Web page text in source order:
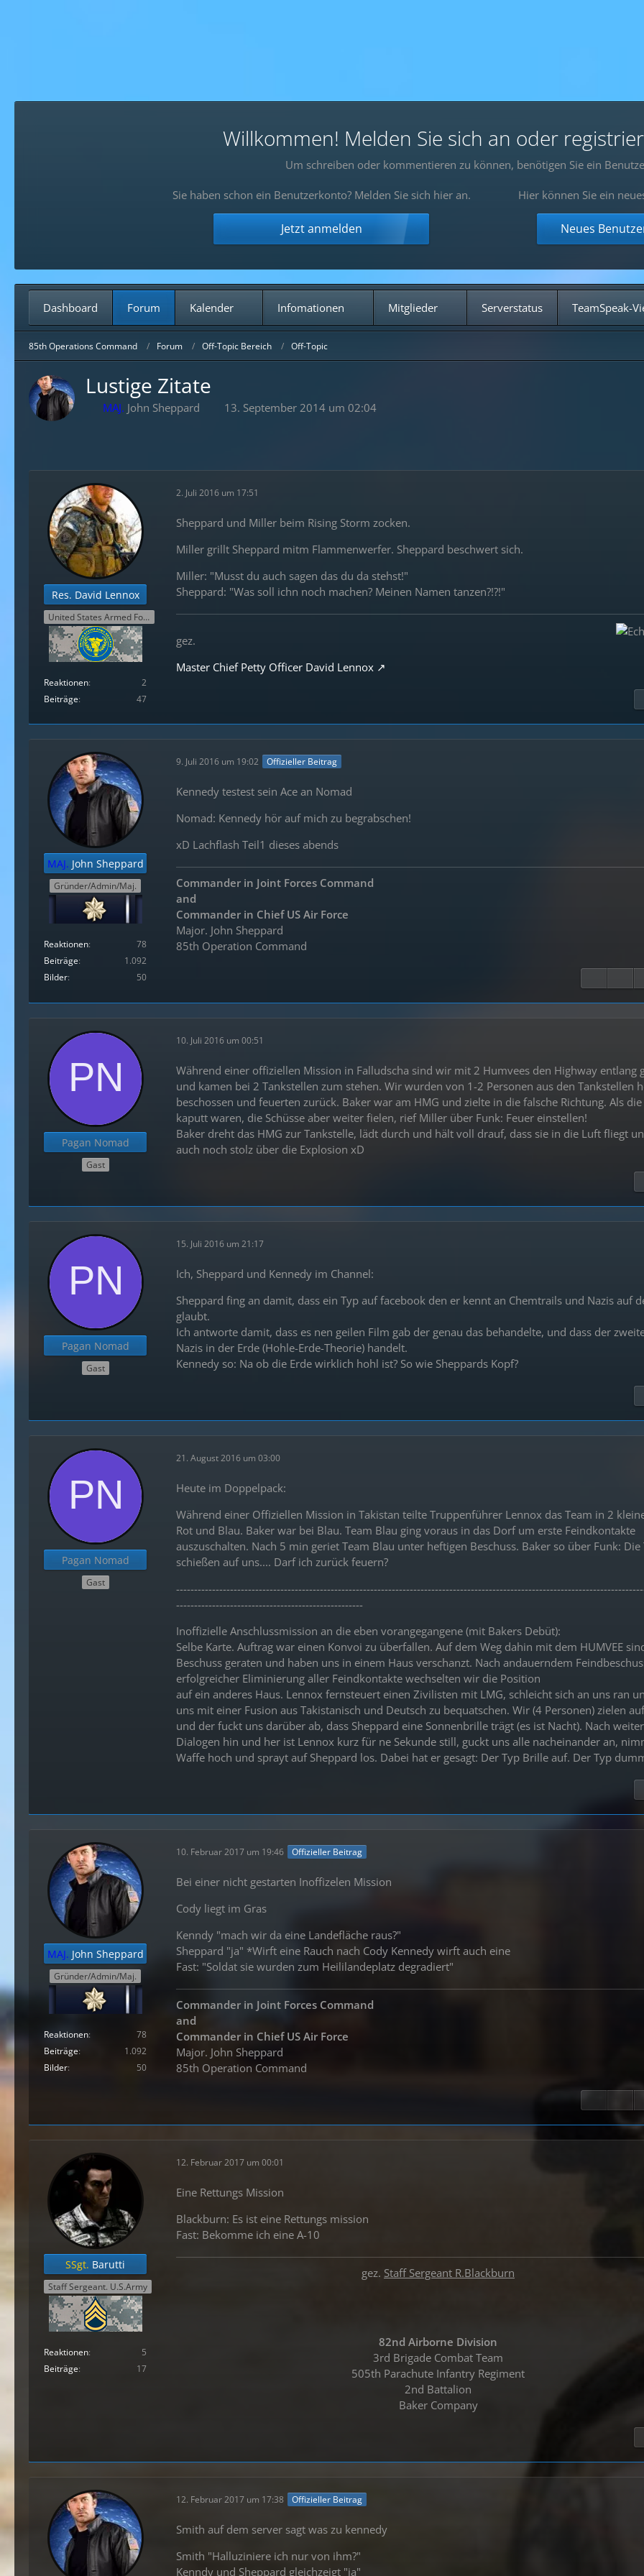
Willkommen! Melden Sie sich an oder
Um schreiben oder kommentieren zu können, benötigen Sie ein
Sie haben schon ein Benutzerkonto? Melden Sie sich hier an.
Jetzt anmelden
Hier können Sie ein
Neues
Dashboard Forum Kalender Infomationen Mitglieder Serverstatus TeamSpeak-
85th Operations Command Forum Off-Topic Bereich Off-Topic
Lustige Zitate
MAJ. John Sheppard 13. September 2014 um 02:04
Res. David Lennox
United States Armed Forces Reserve
Reaktionen
2
Beiträge
47
2. Juli 2016 um 17:51
Sheppard und Miller beim Rising Storm zocken.
Miller grillt Sheppard mitm Flammenwerfer. Sheppard beschwert sich.
Miller: "Musst du auch sagen das du da stehst!"
Sheppard: "Was soll ichn noch machen? Meinen Namen tanzen?!?!"
gez.
Master Chief Petty Officer David Lennox
MAJ. John Sheppard
Gründer/Admin/Maj.
Reaktionen
78
Beiträge
1.092
Bilder
50
9. Juli 2016 um 19:02 Offizieller Beitrag
Kennedy testest sein Ace an Nomad
Nomad: Kennedy hör auf mich zu begrabschen!
xD Lachflash Teil1 dieses abends
Commander in Joint Forces Command
and
Commander in Chief US Air Force
Major. John Sheppard
85th Operation Command
Pagan Nomad
Gast
10. Juli 2016 um 00:51
Während einer offiziellen Mission in Falludscha sind wir mit 2 Humvees den Highway entlang
und kamen bei 2 Tankstellen zum stehen. Wir wurden von 1-2 Personen aus den Tankstellen
beschossen und feuerten zurück. Baker war am HMG und zielte in die falsche Richtung. Als
kaputt waren, die Schüsse aber weiter fielen, rief Miller über Funk: Feuer einstellen!
Baker dreht das HMG zur Tankstelle, lädt durch und hält voll drauf, dass sie in die Luft fliegt
auch noch stolz über die Explosion xD
Pagan Nomad
Gast
15. Juli 2016 um 21:17
Ich, Sheppard und Kennedy im Channel:
Sheppard fing an damit, dass ein Typ auf facebook den er kennt an Chemtrails und Nazis auf
glaubt.
Ich antworte damit, dass es nen geilen Film gab der genau das behandelte, und dass der
Nazis in der Erde (Hohle-Erde-Theorie) handelt.
Kennedy so: Na ob die Erde wirklich hohl ist? So wie Sheppards Kopf?
Pagan Nomad
Gast
21. August 2016 um 03:00
Heute im Doppelpack:
Während einer Offiziellen Mission in Takistan teilte Truppenführer Lennox das Team in 2
Rot und Blau. Baker war bei Blau. Team Blau ging voraus in das Dorf um erste Feindkontakte
auszuschalten. Nach 5 min geriet Team Blau unter heftigen Beschuss. Baker so über Funk:
schießen auf uns.... Darf ich zurück feuern?
----------------------------------------------------
Inoffizielle Anschlussmission an die eben vorangegangene (mit Bakers Debüt):
Selbe Karte. Auftrag war einen Konvoi zu überfallen. Auf dem Weg dahin mit dem HUMVEE
Beschuss geraten und haben uns in einem Haus verschanzt. Nach andauerndem
erfolgreicher Eliminierung aller Feindkontakte wechselten wir die Position
auf ein anderes Haus. Lennox fernsteuert einen Zivilisten mit LMG, schleicht sich an uns ran
uns mit einer Fusion aus Takistanisch und Deutsch zu bequatschen. Wir (4 Personen) zielen
und der fuckt uns darüber ab, dass Sheppard eine Sonnenbrille trägt (es ist Nacht). Nach
Dialogen hin und her ist Lennox kurz für ne Sekunde still, guckt uns alle nacheinander an,
Waffe hoch und sprayt auf Sheppard los. Dabei hat er gesagt: Der Typ Brille auf. Der Typ
MAJ. John Sheppard
Gründer/Admin/Maj.
Reaktionen
78
Beiträge
1.092
Bilder
50
10. Februar 2017 um 19:46 Offizieller Beitrag
Bei einer nicht gestarten Inoffizelen Mission
Cody liegt im Gras
Kenndy "mach wir da eine Landefläche raus?"
Sheppard "ja" *Wirft eine Rauch nach Cody Kennedy wirft auch eine
Fast: "Soldat sie wurden zum Heililandeplatz degradiert"
Commander in Joint Forces Command
and
Commander in Chief US Air Force
Major. John Sheppard
85th Operation Command
SSgt. Barutti
Staff Sergeant. U.S.Army
Reaktionen
5
Beiträge
17
12. Februar 2017 um 00:01
Eine Rettungs Mission
Blackburn: Es ist eine Rettungs mission
Fast: Bekomme ich eine A-10
gez. Staff Sergeant R.Blackburn
82nd Airborne Division
3rd Brigade Combat Team
505th Parachute Infantry Regiment
2nd Battalion
Baker Company
12. Februar 2017 um 17:38 Offizieller Beitrag
Smith auf dem server sagt was zu kennedy
Smith "Halluziniere ich nur von ihm?"
Kenndy und Sheppard gleichzeigt "ja"